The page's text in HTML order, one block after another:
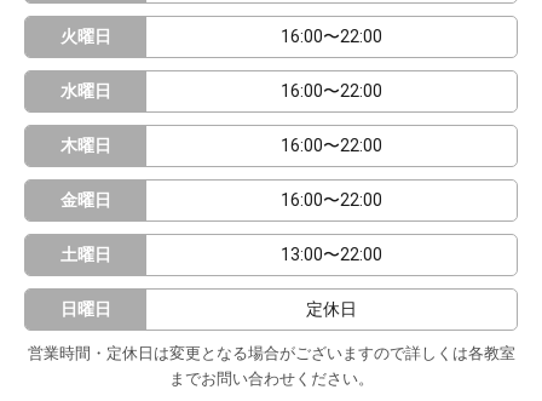
火曜日 16:00〜22:00
水曜日 16:00〜22:00
木曜日 16:00〜22:00
金曜日 16:00〜22:00
土曜日 13:00〜22:00
日曜日 定休日
営業時間・定休日は変更となる場合がございますので詳しくは各教室
までお問い合わせください。